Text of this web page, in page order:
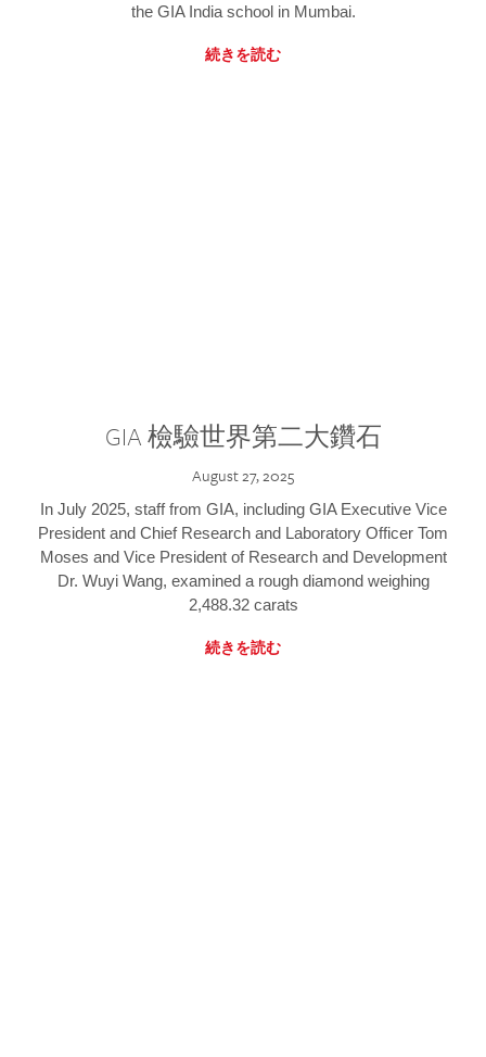
the GIA India school in Mumbai.
続きを読む
GIA 檢驗世界第二大鑽石
August 27, 2025
In July 2025, staff from GIA, including GIA Executive Vice
President and Chief Research and Laboratory Officer Tom
Moses and Vice President of Research and Development
Dr. Wuyi Wang, examined a rough diamond weighing
2,488.32 carats
続きを読む